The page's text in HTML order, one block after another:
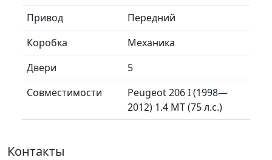
Привод
Передний
Коробка
Механика
Двери
5
Совместимости
Peugeot 206 I (1998—
2012) 1.4 MT (75 л.с.)
Контакты